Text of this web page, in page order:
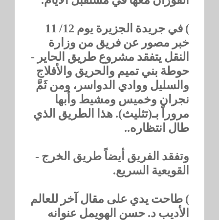
) في جريدة الجزيرة يوم 12/ 11
خبر مصور عن فريق من وزارة
النقل يتفقد مشروع طريق الحاير -
حوطة بني تميم والحريق والأفلاج
والسليل ووادي الدواسر، ومن ثَمَّ
نجران وخميس ومشيط وأبها
مروراً بـ(تثليث). هذا الطريق الذي
طال انتظاره..
وتفقد الفريق أيضاً طريق الخرج -
القويعية السريع.
) طاحت يدي على مقال آخر للعالم
الأديب د. حسن الهويمل عنوانه